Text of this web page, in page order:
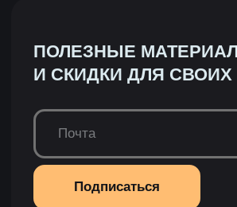
© 2026 Все права защищены
|
Политика конфиденциальности Инструкция